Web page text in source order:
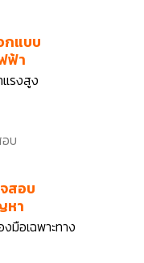
กแบบ
ฟ้า
รงสูง
สอบ
หา
มือเฉพาะทาง